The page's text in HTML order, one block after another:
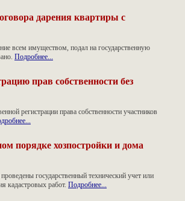
дарения квартиры с
всем имуществом, подал на государственную
Подробнее...
прав собственности без
регистрации права собственности участников
порядке хозпостройки и дома
государственный технический учет или
кадастровых работ. Подробнее...